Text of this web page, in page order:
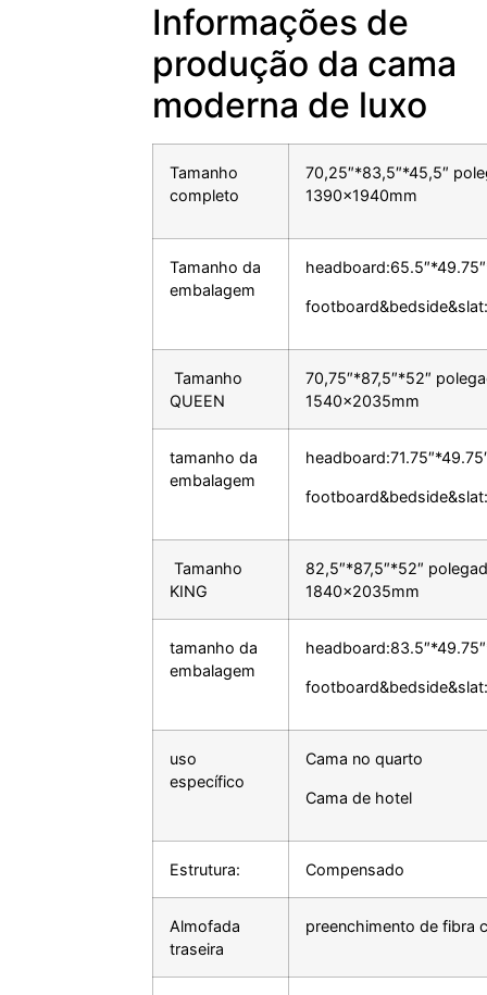
Informações de
produção da cama
moderna de luxo
Tamanho
completo
70,25″*83,5″*45,5″
1390x1940mm
Tamanho da
embalagem
Tamanho
QUEEN
70,75″*87,5″*52″
1540x2035mm
tamanho da
embalagem
Tamanho
KING
82,5″*87,5″*52″
1840x2035mm
tamanho da
embalagem
uso
específico
Cama no quarto
Cama de hotel
Estrutura: Compensado
Almofada
traseira
preenchimento de fibra